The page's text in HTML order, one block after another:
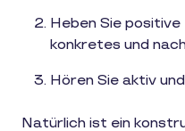
Heben Sie
konkretes und
Hören Sie aktiv
Natürlich ist ein